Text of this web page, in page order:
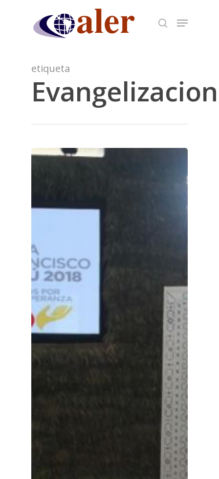
etiqueta
Evangelizacion